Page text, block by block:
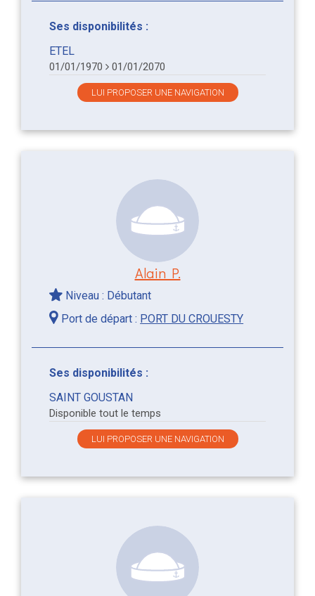
Ses disponibilités :
ETEL
01/01/1970 01/01/2070
LUI PROPOSER UNE NAVIGATION
Alain P.
Niveau : Débutant
Port de départ : PORT DU CROUESTY
Ses disponibilités :
SAINT GOUSTAN
Disponible tout le temps
LUI PROPOSER UNE NAVIGATION